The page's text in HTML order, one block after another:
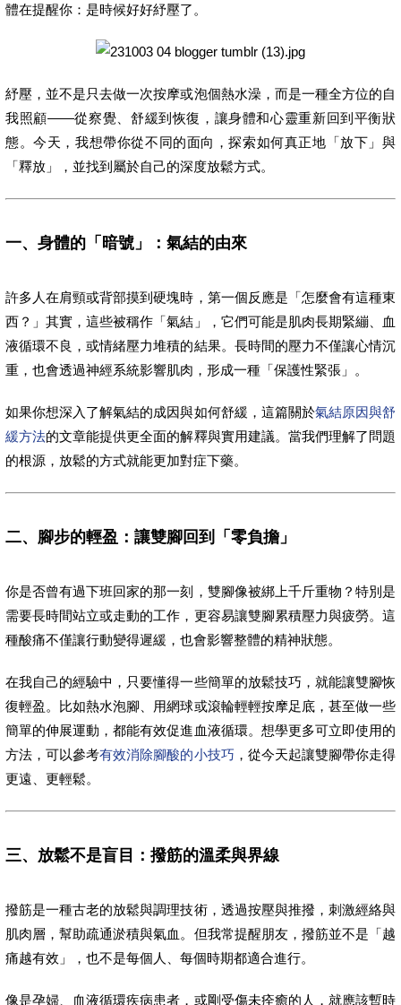
體在提醒你：是時候好好紓壓了。
紓壓，並不是只去做一次按摩或泡個熱水澡，而是一種全方位的自
我照顧——從察覺、舒緩到恢復，讓身體和心靈重新回到平衡狀
態。今天，我想帶你從不同的面向，探索如何真正地「放下」與
「釋放」，並找到屬於自己的深度放鬆方式。
一、身體的「暗號」：氣結的由來
許多人在肩頸或背部摸到硬塊時，第一個反應是「怎麼會有這種東
西？」其實，這些被稱作「氣結」，它們可能是肌肉長期緊繃、血
液循環不良，或情緒壓力堆積的結果。長時間的壓力不僅讓心情沉
重，也會透過神經系統影響肌肉，形成一種「保護性緊張」。
如果你想深入了解氣結的成因與如何舒緩，這篇關於氣結原因與舒
緩方法的文章能提供更全面的解釋與實用建議。當我們理解了問題
的根源，放鬆的方式就能更加對症下藥。
二、腳步的輕盈：讓雙腳回到「零負擔」
你是否曾有過下班回家的那一刻，雙腳像被綁上千斤重物？特別是
需要長時間站立或走動的工作，更容易讓雙腳累積壓力與疲勞。這
種酸痛不僅讓行動變得遲緩，也會影響整體的精神狀態。
在我自己的經驗中，只要懂得一些簡單的放鬆技巧，就能讓雙腳恢
復輕盈。比如熱水泡腳、用網球或滾輪輕輕按摩足底，甚至做一些
簡單的伸展運動，都能有效促進血液循環。想學更多可立即使用的
方法，可以參考有效消除腳酸的小技巧 ，從今天起讓雙腳帶你走得
更遠、更輕鬆。
三、放鬆不是盲目：撥筋的溫柔與界線
撥筋是一種古老的放鬆與調理技術，透過按壓與推撥，刺激經絡與
肌肉層，幫助疏通淤積與氣血。但我常提醒朋友，撥筋並不是「越
痛越有效」，也不是每個人、每個時期都適合進行。
像是孕婦、血液循環疾病患者，或剛受傷未痊癒的人，就應該暫時